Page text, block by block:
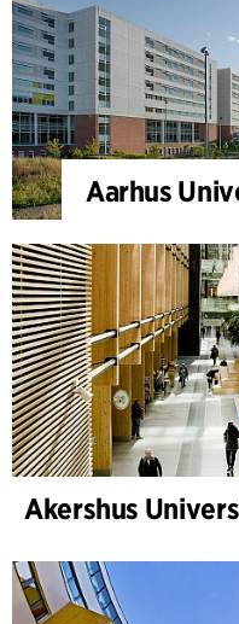
Aarhus